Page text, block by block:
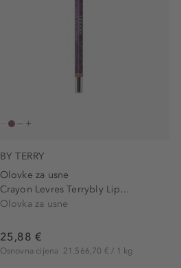
kompaktan (3)
naglašava (7)
Ne (2)
njegujuće (1)
Njegujući (5)
osvjetljavajući (4)
BY TERRY
Olovke za usne
Crayon Levres Terrybly Lip...
Olovka za usne
25,88 €
Osnovna cijena 21.566,70 € / 1 kg